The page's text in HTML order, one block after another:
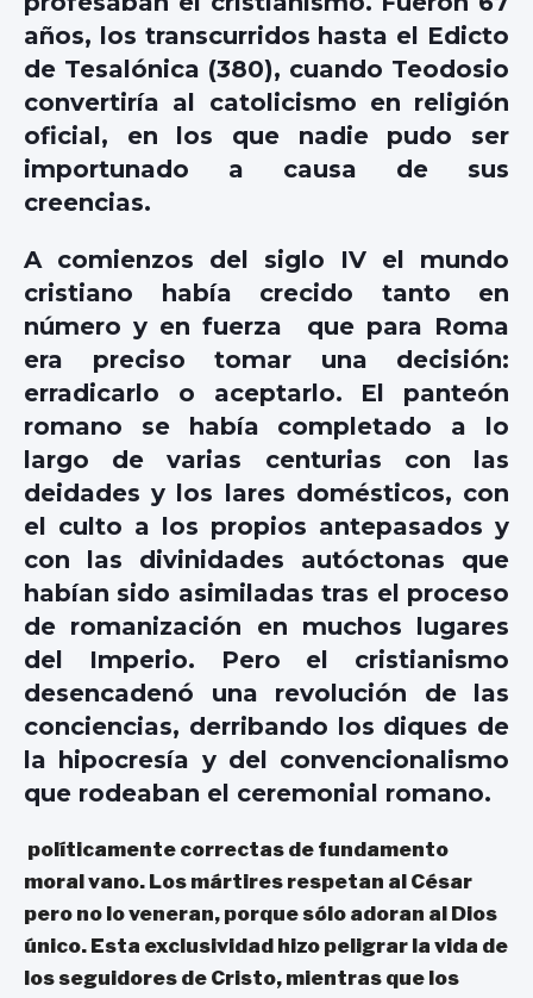
años, los transcurridos hasta el Edicto
de Tesalónica (380), cuando Teodosio
convertiría al catolicismo en religión
oficial, en los que nadie pudo ser
importunado a causa de sus
creencias.
A comienzos del siglo IV el mundo
cristiano había crecido tanto en
número y en fuerza que para Roma
era preciso tomar una decisión:
erradicarlo o aceptarlo. El panteón
romano se había completado a lo
largo de varias centurias con las
deidades y los lares domésticos, con
el culto a los propios antepasados y
con las divinidades autóctonas que
habían sido asimiladas tras el proceso
de romanización en muchos lugares
del Imperio. Pero el cristianismo
desencadenó una revolución de las
conciencias, derribando los diques de
la hipocresía y del convencionalismo
que rodeaban el ceremonial romano.
políticamente correctas de fundamento
moral vano. Los mártires respetan al César
pero no lo veneran, porque sólo adoran al Dios
único. Esta exclusividad hizo peligrar la vida de
los seguidores de Cristo, mientras que los